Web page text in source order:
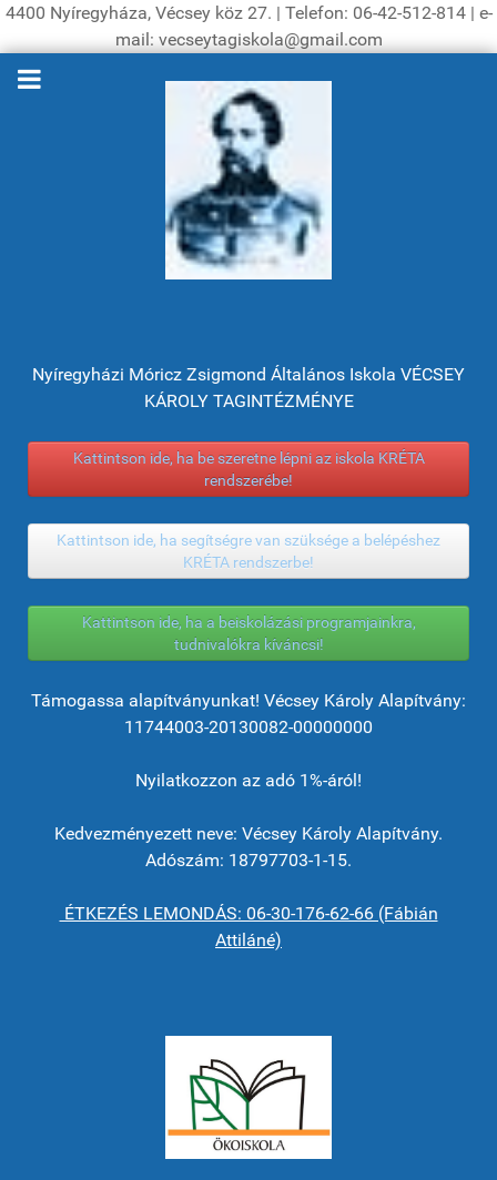
4400 Nyíregyháza, Vécsey köz 27. | Telefon: 06-42-512-814 | e-
mail: vecseytagiskola@gmail.com
Nyíregyházi Móricz Zsigmond Általános Iskola VÉCSEY
KÁROLY TAGINTÉZMÉNYE
Kattintson ide, ha be szeretne lépni az iskola KRÉTA
rendszerébe!
Kattintson ide, ha segítségre van szüksége a belépéshez
KRÉTA rendszerbe!
Kattintson ide, ha a beiskolázási programjainkra,
tudnivalókra kíváncsi!
Támogassa alapítványunkat! Vécsey Károly Alapítvány:
11744003-20130082-00000000
Nyilatkozzon az adó 1%-áról!
Kedvezményezett neve: Vécsey Károly Alapítvány.
Adószám: 18797703-1-15.
ÉTKEZÉS LEMONDÁS: 06-30-176-62-66 (Fábián
Attiláné)